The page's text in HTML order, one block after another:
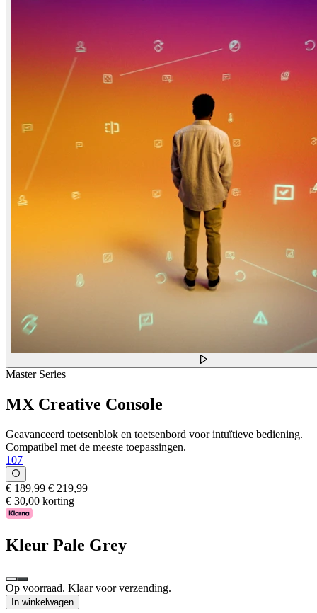
Master Series
MX Creative Console
Geavanceerd toetsenblok en toetsenbord voor intuïtieve bediening.
Compatibel met de meeste toepassingen.
107
€ 189,99 € 219,99
€ 30,00 korting
Kleur Pale Grey
Op voorraad. Klaar voor verzending.
In winkelwagen